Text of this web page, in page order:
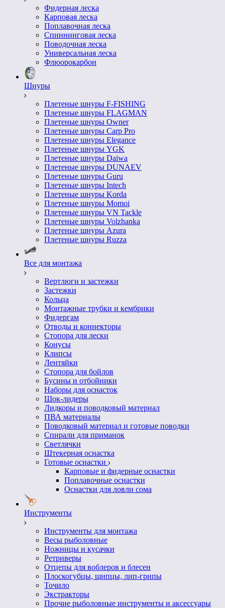
Фидерная леска
Карповая леска
Поплавочная леска
Спиннинговая леска
Поводочная леска
Универсальная леска
Флюорокарбон
Шнуры
Плетеные шнуры F-FISHING
Плетеные шнуры FLAGMAN
Плетеные шнуры Owner
Плетеные шнуры Carp Pro
Плетеные шнуры Elegance
Плетеные шнуры YGK
Плетеные шнуры Daiwa
Плетеные шнуры DUNAEV
Плетеные шнуры Guru
Плетеные шнуры Intech
Плетеные шнуры Korda
Плетеные шнуры Momoi
Плетеные шнуры VN Tackle
Плетеные шнуры Volzhanka
Плетеные шнуры Azura
Плетеные шнуры Ruzza
Все для монтажа
Вертлюги и застежки
Застежки
Кольца
Монтажные трубки и кембрики
Фидергам
Отводы и коннекторы
Стопора для лески
Конусы
Клипсы
Лентяйки
Стопора для бойлов
Бусины и отбойники
Наборы для оснасток
Шок-лидеры
Лидкоры и поводковый материал
ПВА материалы
Поводковый материал и готовые поводки
Спирали для приманок
Светлячки
Штекерная оснастка
Готовые оснастки
Карповые и фидерные оснастки
Поплавочные оснастки
Оснастки для ловли сома
Инструменты
Инструменты для монтажа
Весы рыболовные
Ножницы и кусачки
Ретриверы
Отцепы для воблеров и блесен
Плоскогубцы, щипцы, лип-грипы
Точило
Экстракторы
Прочие рыболовные инструменты и аксессуары